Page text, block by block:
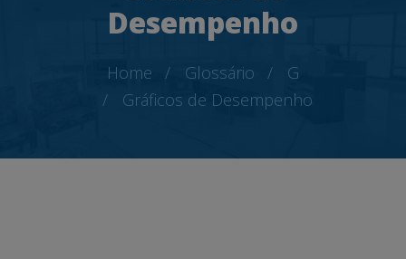
Desempenho
Home Glossário
G
Gráficos de Desempenho